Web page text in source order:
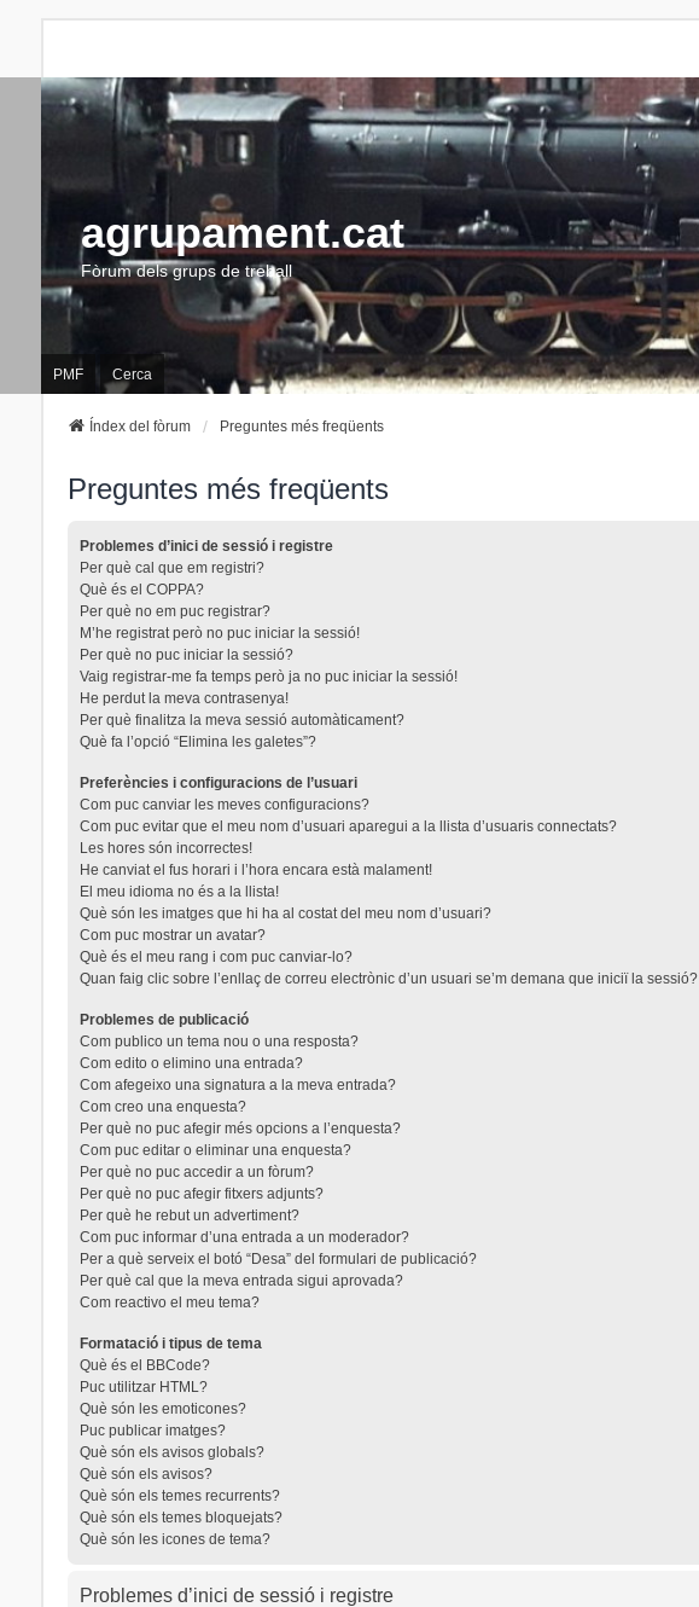
agrupament.cat
Fòrum dels grups de treball
PMF Cerca
Índex del fòrum Preguntes més freqüents
Preguntes més freqüents
Problemes d’inici de sessió i registre
Per què cal que em registri?
Què és el COPPA?
Per què no em puc registrar?
M’he registrat però no puc iniciar la sessió!
Per què no puc iniciar la sessió?
Vaig registrar-me fa temps però ja no puc iniciar la sessió!
He perdut la meva contrasenya!
Per què finalitza la meva sessió automàticament?
Què fa l’opció “Elimina les galetes”?
Preferències i configuracions de l’usuari
Com puc canviar les meves configuracions?
Com puc evitar que el meu nom d’usuari aparegui a la llista d’usuaris connectats?
Les hores són incorrectes!
He canviat el fus horari i l’hora encara està malament!
El meu idioma no és a la llista!
Què són les imatges que hi ha al costat del meu nom d’usuari?
Com puc mostrar un avatar?
Què és el meu rang i com puc canviar-lo?
Quan faig clic sobre l’enllaç de correu electrònic d’un usuari se’m demana que iniciï la sessió?
Problemes de publicació
Com publico un tema nou o una resposta?
Com edito o elimino una entrada?
Com afegeixo una signatura a la meva entrada?
Com creo una enquesta?
Per què no puc afegir més opcions a l’enquesta?
Com puc editar o eliminar una enquesta?
Per què no puc accedir a un fòrum?
Per què no puc afegir fitxers adjunts?
Per què he rebut un advertiment?
Com puc informar d’una entrada a un moderador?
Per a què serveix el botó “Desa” del formulari de publicació?
Per què cal que la meva entrada sigui aprovada?
Com reactivo el meu tema?
Formatació i tipus de tema
Què és el BBCode?
Puc utilitzar HTML?
Què són les emoticones?
Puc publicar imatges?
Què són els avisos globals?
Què són els avisos?
Què són els temes recurrents?
Què són els temes bloquejats?
Què són les icones de tema?
Problemes d’inici de sessió i registre